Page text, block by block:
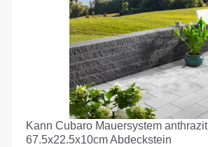
Kann Cubaro Mauersystem anthrazit
67.5x22.5x10cm Abdeckstein